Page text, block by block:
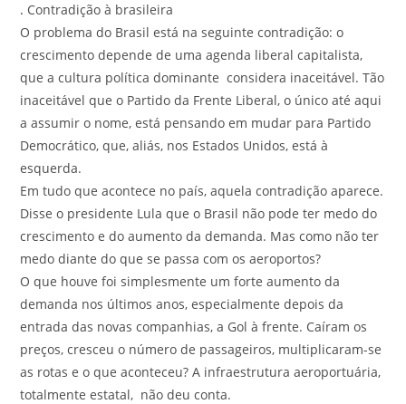
. Contradição à brasileira
O problema do Brasil está na seguinte contradição: o
crescimento depende de uma agenda liberal capitalista,
que a cultura política dominante considera inaceitável. Tão
inaceitável que o Partido da Frente Liberal, o único até aqui
a assumir o nome, está pensando em mudar para Partido
Democrático, que, aliás, nos Estados Unidos, está à
esquerda.
Em tudo que acontece no país, aquela contradição aparece.
Disse o presidente Lula que o Brasil não pode ter medo do
crescimento e do aumento da demanda. Mas como não ter
medo diante do que se passa com os aeroportos?
O que houve foi simplesmente um forte aumento da
demanda nos últimos anos, especialmente depois da
entrada das novas companhias, a Gol à frente. Caíram os
preços, cresceu o número de passageiros, multiplicaram-se
as rotas e o que aconteceu? A infraestrutura aeroportuária,
totalmente estatal, não deu conta.